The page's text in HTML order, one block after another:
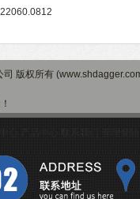
22060.0812
版权所有